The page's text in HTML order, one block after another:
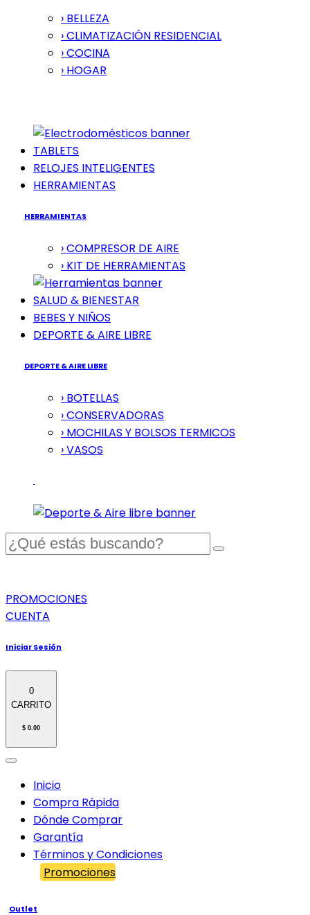
› BELLEZA
› CLIMATIZACIÓN RESIDENCIAL
› COCINA
› HOGAR
TABLETS
RELOJES INTELIGENTES
HERRAMIENTAS
HERRAMIENTAS
› COMPRESOR DE AIRE
› KIT DE HERRAMIENTAS
SALUD & BIENESTAR
BEBES Y NIÑOS
DEPORTE & AIRE LIBRE
DEPORTE & AIRE LIBRE
› BOTELLAS
› CONSERVADORAS
› MOCHILAS Y BOLSOS TERMICOS
› VASOS
PROMOCIONES
CUENTA
Iniciar Sesión
0
CARRITO
$ 0.00
Inicio
Compra Rápida
Dónde Comprar
Garantía
Términos y Condiciones
Promociones
Outlet